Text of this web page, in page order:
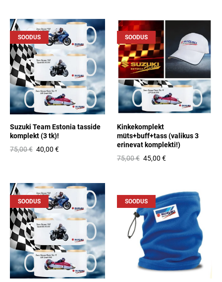
SOODUS
Suzuki Team Estonia tasside
komplekt (3 tk)!
75,00 € 40,00 €
SOODUS
Kinkekomplekt
müts+buff+tass (valikus 3
erinevat komplekti!)
75,00 € 45,00 €
SOODUS SOODUS